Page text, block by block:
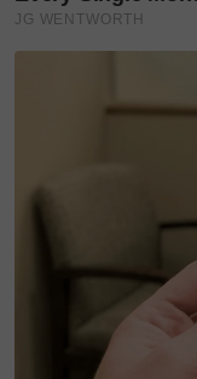
tiada apa yang
sudah jatuh cinta
Malah
berkata
segala-
Justeru
sukar.